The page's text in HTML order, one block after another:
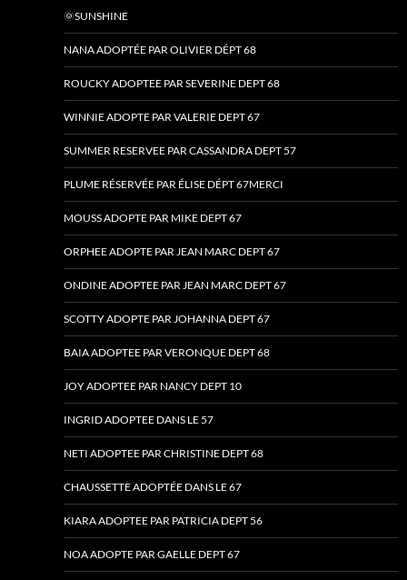
🌞SUNSHINE
NANA ADOPTÉE PAR OLIVIER DÉPT 68
ROUCKY ADOPTEE PAR SEVERINE DEPT 68
WINNIE ADOPTE PAR VALERIE DEPT 67
SUMMER RESERVEE PAR CASSANDRA DEPT 57
PLUME RÉSERVÉE PAR ÉLISE DÉPT 67MERCI
MOUSS ADOPTE PAR MIKE DEPT 67
ORPHEE ADOPTE PAR JEAN MARC DEPT 67
ONDINE ADOPTEE PAR JEAN MARC DEPT 67
SCOTTY ADOPTE PAR JOHANNA DEPT 67
BAIA ADOPTEE PAR VERONQUE DEPT 68
JOY ADOPTEE PAR NANCY DEPT 10
INGRID ADOPTEE DANS LE 57
NETI ADOPTEE PAR CHRISTINE DEPT 68
CHAUSSETTE ADOPTÉE DANS LE 67
KIARA ADOPTEE PAR PATRICIA DEPT 56
NOA ADOPTE PAR GAELLE DEPT 67